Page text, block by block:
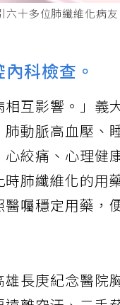
十多位肺纖維化病
科檢查。
互影響。」義
動脈高血壓、
絞痛、心理健
肺纖維化的用
囑穩定用藥，
長庚紀念醫院